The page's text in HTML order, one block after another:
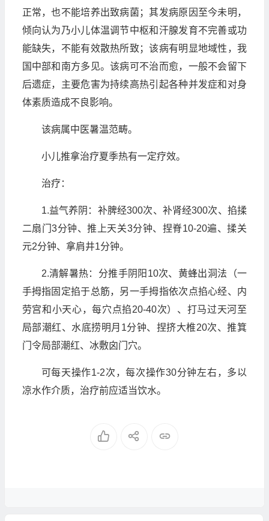
正常，也不能培养出致病菌；其发病原因至今未明，
倾向认为乃小儿体温调节中枢和汗腺发育不完善或功
能缺失，不能有效散热所致；该病有明显地域性，我
国中部和南方多见。该病可不治而愈，一般不会留下
后遗症，主要危害为持续高热引起各种并发症和对身
体素质造成不良影响。
该病属中医暑温范畴。
小儿推拿治疗夏季热有一定疗效。
治疗：
1.益气养阴：补脾经300次、补肾经300次、掐揉
二扇门3分钟、推上天关3分钟、捏脊10-20遍、揉关
元2分钟、拿肩井1分钟。
2.清解暑热：分推手阴阳10次、黄蜂出洞法（一
手拇指固定掐于总筋，另一手拇指依次点掐心经、内
劳宫和小天心，每穴点掐20-40次）、打马过天河至
局部潮红、水底捞明月1分钟、捏挤大椎20次、推箕
门令局部潮红、冰敷囟门穴。
可每天操作1-2次，每次操作30分钟左右，多以
凉水作介质，治疗前应适当饮水。